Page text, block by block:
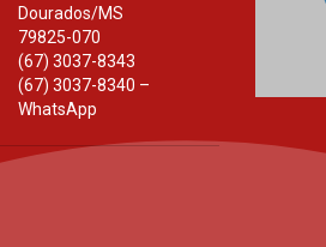
Dourados/MS
79825-070
(67) 3037-8343
(67) 3037-8340 –
WhatsApp